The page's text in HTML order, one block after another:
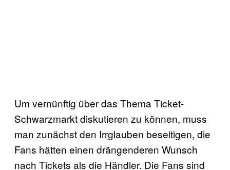
Um vernünftig über das Thema Ticket-
Schwarzmarkt diskutieren zu können, muss
man zunächst den Irrglauben beseitigen, die
Fans hätten einen drängenderen Wunsch
nach Tickets als die Händler. Die Fans sind